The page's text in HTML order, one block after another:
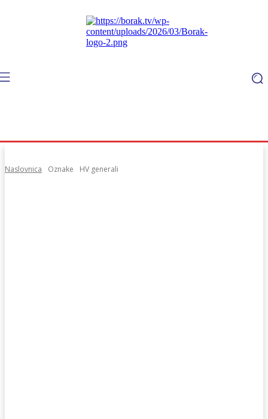
Naslovnica Oznake HV generali